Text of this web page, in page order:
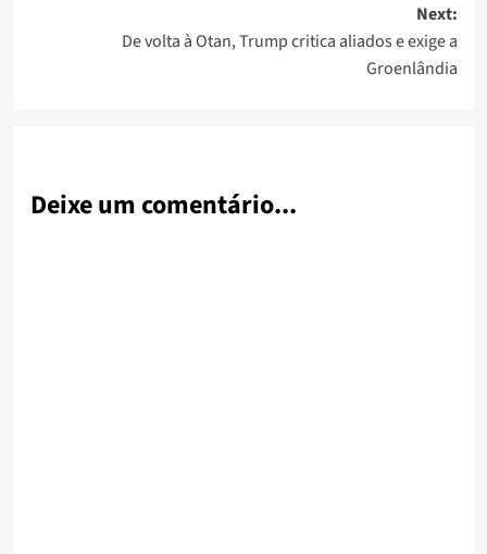
Next:
De volta à Otan, Trump critica aliados e exige a
Groenlândia
Deixe um comentário...